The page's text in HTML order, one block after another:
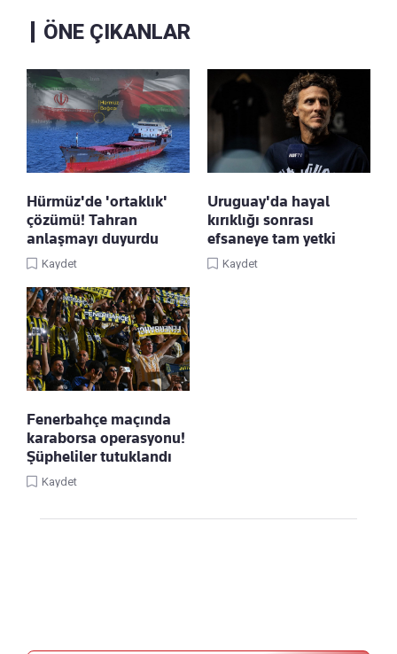
ÖNE ÇIKANLAR
Hürmüz'de 'ortaklık'
çözümü! Tahran
anlaşmayı duyurdu
Kaydet
Uruguay'da hayal
kırıklığı sonrası
efsaneye tam yetki
Kaydet
Fenerbahçe maçında
karaborsa operasyonu!
Şüpheliler tutuklandı
Kaydet